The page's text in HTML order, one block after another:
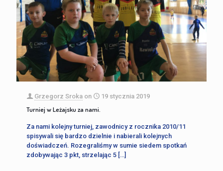
Grzegorz Sroka on 19 stycznia 2019
Turniej w Leżajsku za nami.
Za nami kolejny turniej, zawodnicy z rocznika 2010/11
spisywali się bardzo dzielnie i nabierali kolejnych
doświadczeń. Rozegraliśmy w sumie siedem spotkań
zdobywając 3 pkt, strzelając 5 […]